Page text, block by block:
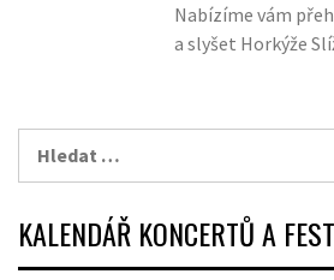
Nabízíme vám
a slyšet Horkýže
KALENDÁŘ KONCERTŮ A